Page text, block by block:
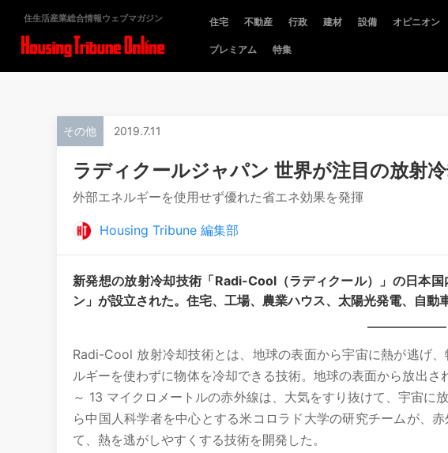
住生活産業総合情報ウェブマガジン 住宅 不動産 行政 建材 設備 オピニオン
プレミアム 特集
その他 2019.7.11
ラディクールジャパン 世界が注目の放射
外部エネルギーを使用せず優れた省エネ効果を発揮
Housing Tribune 編集部
新発想の放射冷却技術「Radi-Cool（ラディクール）」の日本
ン」が設立された。住宅、工場、農業ハウス、太陽光発電、自動
Radi-Cool 放射冷却技術とは、地球の表面から宇宙に熱が逃げ
ルギーを使わずに物体を冷却できる技術。地球の表面から放出
～ 13 マイクロメートルの赤外線は、大気をすり抜けて、宇宙に
ら中国人科学者を中心とする米コロラド大学の研究チームが、
て、熱を逃がしやすくする技術を開発した。